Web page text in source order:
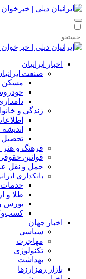
اخبار ایرانیان
صنعت
مسکن
زندگی و
تحصیل
فرهنگ و هنر
قوانین
حمل و نقل
بانکداری
خدمات
طلا و
بورس
اخبار جهان
سیاسی
مهاجرت
تکنولوژی
بهداشت
بازار رمزارزها